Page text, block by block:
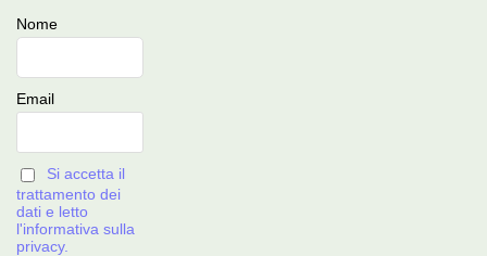
Nome
Email
Si accetta il
trattamento dei
dati e letto
l'informativa sulla
privacy.